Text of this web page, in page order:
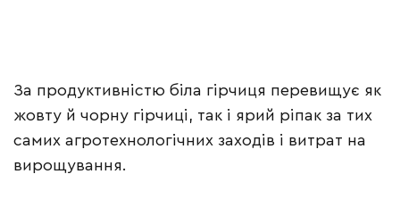
За продуктивністю біла гірчиця перевищує як
жовту й чорну гірчиці, так і ярий ріпак за тих
самих агротехнологічних заходів і витрат на
вирощування.